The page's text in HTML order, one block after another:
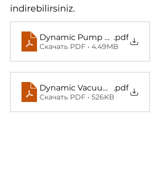
indirebilirsiniz.
Dynamic Pump Kullanma
.pdf
Скачать PDF • 4.49MB
Dynamic Vacuum User Guide
.pdf
Скачать PDF • 526KB